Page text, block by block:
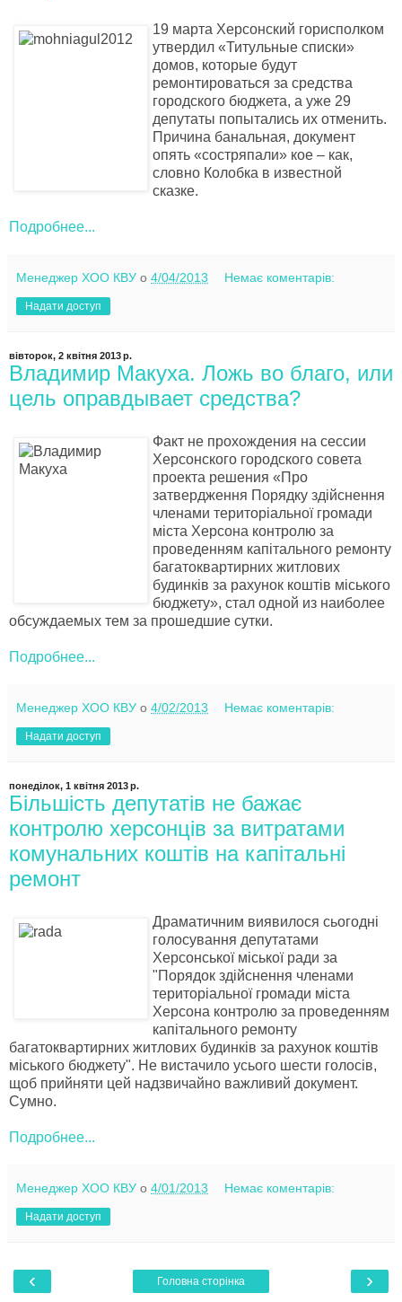
19 марта Херсонский горисполком
утвердил «Титульные списки»
домов, которые будут
ремонтироваться за средства
городского бюджета, а уже 29
депутаты попытались их отменить.
Причина банальная, документ
опять «состряпали» кое – как,
словно Колобка в известной
сказке.
Подробнее...
Менеджер ХОО КВУ о 4/04/2013 Немає коментарів:
Надати доступ
вівторок, 2 квітня 2013 р.
Владимир Макуха. Ложь во благо, или
цель оправдывает средства?
Факт не прохождения на сессии
Херсонского городского совета
проекта решения «Про
затвердження Порядку здійснення
членами територіальної громади
міста Херсона контролю за
проведенням капітального ремонту
багатоквартирних житлових
будинків за рахунок коштів міського
бюджету», стал одной из наиболее
обсуждаемых тем за прошедшие сутки.
Подробнее...
Менеджер ХОО КВУ о 4/02/2013 Немає коментарів:
Надати доступ
понеділок, 1 квітня 2013 р.
Більшість депутатів не бажає
контролю херсонців за витратами
комунальних коштів на капітальні
ремонт
Драматичним виявилося сьогодні
голосування депутатами
Херсонської міської ради за
"Порядок здійснення членами
територіальної громади міста
Херсона контролю за проведенням
капітального ремонту
багатоквартирних житлових будинків за рахунок коштів
міського бюджету". Не вистачило усього шести голосів,
щоб прийняти цей надзвичайно важливий документ.
Сумно.
Подробнее...
Менеджер ХОО КВУ о 4/01/2013 Немає коментарів:
Надати доступ
‹ ›
Головна сторінка